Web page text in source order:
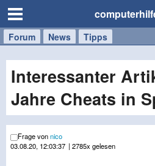
Forum News Tipps
Handy
Tablet
Windows
Mac
Interessanter
Jahre Cheats in
Frage vonnico
03.08.20, 12:03:37 | 2785x gelesen